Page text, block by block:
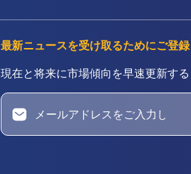
最新ニュースを受け取るためにご登録
現在と将来に市場傾向を早速更新する